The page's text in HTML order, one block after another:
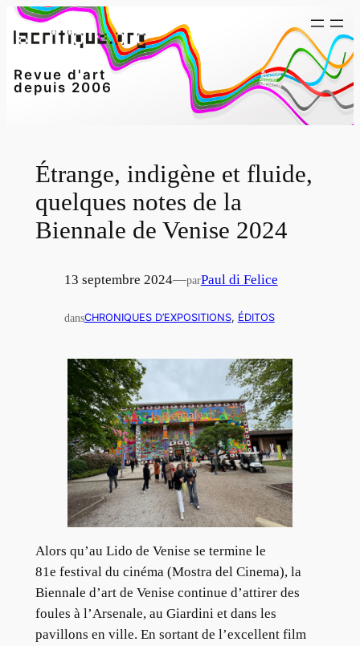
Aller
au
Revue d'art
depuis 2006
Étrange, indigène et fluide,
quelques notes de la
Biennale de Venise 2024
13 septembre 2024—parPaul di Felice
dansCHRONIQUES D’EXPOSITIONS, ÉDITOS
Alors qu’au Lido de Venise se termine le
81e festival du cinéma (Mostra del Cinema), la
Biennale d’art de Venise continue d’attirer des
foules à l’Arsenale, au Giardini et dans les
pavillons en ville. En sortant de l’excellent film